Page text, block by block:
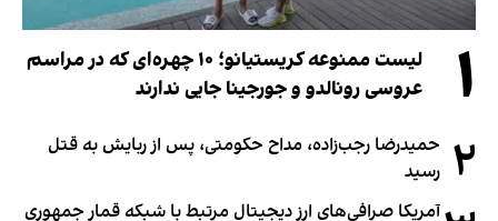
۱
لیست ممنوعه کریستیانو؛ ۱۰ چهره‌ای که در مراسم
عروسی رونالدو و جورجینا جایی ندارند
۲ حمیدرضا رجب‌زاده، مداح حکومتی، پس از ربایش به قتل
رسید
آمریکا صرافی‌های ارز دیجیتال مرتبط با شبکه قمار جمهوری